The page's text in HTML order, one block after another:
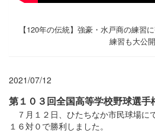
【120年の伝統】強豪・水戸商の練習
練習も大公開
2021/07/12
第１０３回全国高等学校野球選
７月１２日、ひたちなか市民球場に
１６対０で勝利しました。